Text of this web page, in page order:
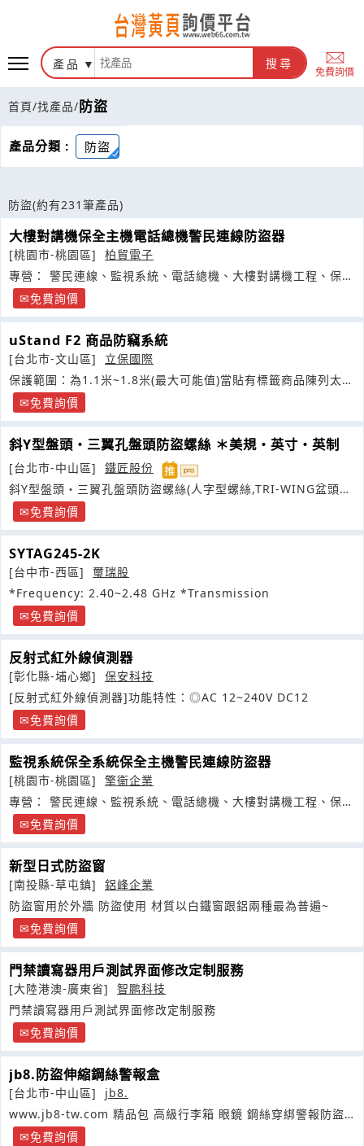
產品 搜尋
免費詢價
首頁/找產品/防盜
產品分類 : 防盜
防盜(約有231筆產品)
大樓對講機保全主機電話總機警民連線防盜器
[桃園市-桃園區]
柏貿電子
專營： 警民連線、監視系統、電話總機、大樓對講機工程、保全
系統免費詢價
uStand F2 商品防竊系統
[台北市-文山區]
立保國際
保護範圍：為1.1米~1.8米(最大可能值)當貼有標籤商品陳列太近
會通過聲光警報提醒員工
免費詢價
斜Y型盤頭・三翼孔盤頭防盜螺絲 ＊美規・英寸・英制
[台北市-中山區]
鐵匠股份
斜Y型盤頭・三翼孔盤頭防盜螺絲(人字型螺絲,TRI-WING盆頭螺
絲 免費詢價
SYTAG245-2K
[台中市-西區]
璽瑞股
*Frequency: 2.40~2.48 GHz *Transmission
免費詢價
反射式紅外線偵測器
[彰化縣-埔心鄉]
保安科技
[反射式紅外線偵測器]功能特性：◎AC 12~240V DC12
免費詢價
監視系統保全系統保全主機警民連線防盜器
[桃園市-桃園區]
擎衞企業
專營： 警民連線、監視系統、電話總機、大樓對講機工程、保全
系統免費詢價
新型日式防盜窗
[南投縣-草屯鎮]
鋁峰企業
防盜窗用於外牆 防盜使用 材質以白鐵窗跟鋁兩種最為普遍~
免費詢價
門禁讀寫器用戶測試界面修改定制服務
[大陸港澳-廣東省]
智鹏科技
門禁讀寫器用戶測試界面修改定制服務
免費詢價
jb8.防盜伸縮鋼絲警報盒
[台北市-中山區]
jb8.
www.jb8-tw.com 精品包 高級行李箱 眼鏡 鋼絲穿綁警報防盜
不需打孔
免費詢價